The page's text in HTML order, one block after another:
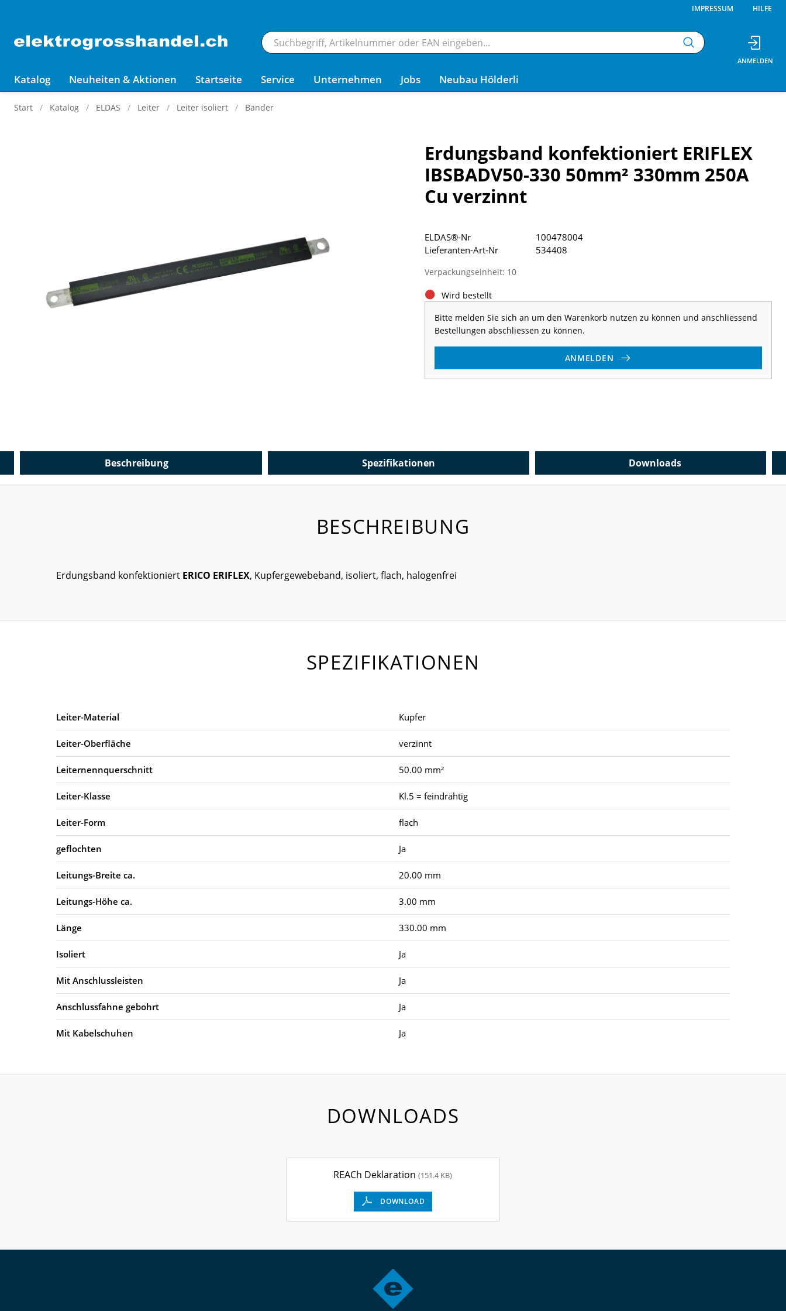
IMPRESSUM HILFE
Katalog Neuheiten & Aktionen Startseite Service Unternehmen Jobs Neubau Hölderli
Start Katalog ELDAS Leiter Leiter isoliert Bänder
Erdungsband konfektioniert ERIFLEX
IBSBADV50-330 50mm² 330mm 250A
Cu verzinnt
Verpackungseinheit: 10
Wird bestellt
Bitte melden Sie sich an um den Warenkorb nutzen zu können und anschliessend
Bestellungen abschliessen zu können.
ANMELDEN
ELDAS®-Nr
100478004
Lieferanten-Art-Nr
534408
Beschreibung Spezifikationen Downloads
BESCHREIBUNG
Erdungsband konfektioniert ERICO ERIFLEX, Kupfergewebeband, isoliert, flach, halogenfrei
SPEZIFIKATIONEN
Leiter-Material Kupfer
Leiter-Oberfläche verzinnt
Leiternennquerschnitt 50.00 mm²
Leiter-Klasse Kl.5 = feindrähtig
Leiter-Form flach
geflochten Ja
Leitungs-Breite ca. 20.00 mm
Leitungs-Höhe ca. 3.00 mm
Länge 330.00 mm
Isoliert Ja
Mit Anschlussleisten Ja
Anschlussfahne gebohrt Ja
Mit Kabelschuhen Ja
DOWNLOADS
REACh Deklaration(151.4 KB)
DOWNLOAD